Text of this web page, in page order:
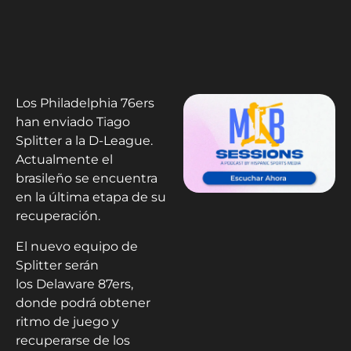
Los Philadelphia 76ers
han enviado Tiago
Splitter a la D-League.
Actualmente el
brasileño se encuentra
en la última etapa de su
recuperación.
El nuevo equipo de
Splitter serán
los Delaware 87ers,
donde podrá obtener
ritmo de juego y
recuperarse de los